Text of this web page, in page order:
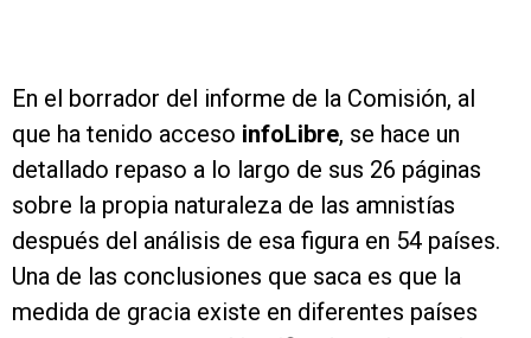
En el borrador del informe de la Comisión, al
que ha tenido acceso infoLibre, se hace un
detallado repaso a lo largo de sus 26 páginas
sobre la propia naturaleza de las amnistías
después del análisis de esa figura en 54 países.
Una de las conclusiones que saca es que la
medida de gracia existe en diferentes países